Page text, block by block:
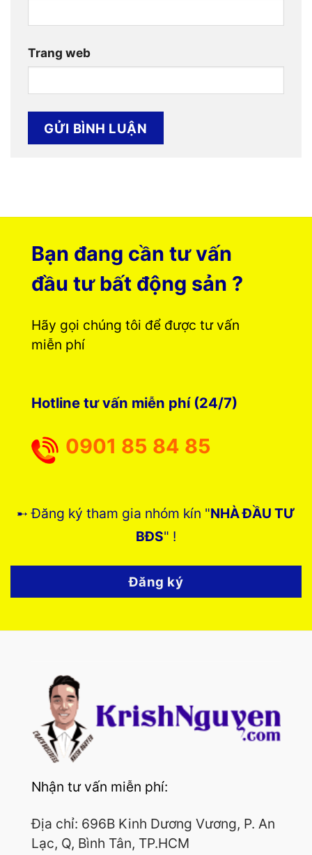
Trang web
Bạn đang cần tư vấn
đầu tư bất động sản ?
Hãy gọi chúng tôi để được tư vấn
miễn phí
Hotline tư vấn miễn phí (24/7)
0901 85 84 85
➸ Đăng ký tham gia nhóm kín "NHÀ ĐẦU TƯ
BĐS" !
Đăng ký
Nhận tư vấn miễn phí:
Địa chỉ: 696B Kinh Dương Vương, P. An
Lạc, Q, Bình Tân, TP.HCM